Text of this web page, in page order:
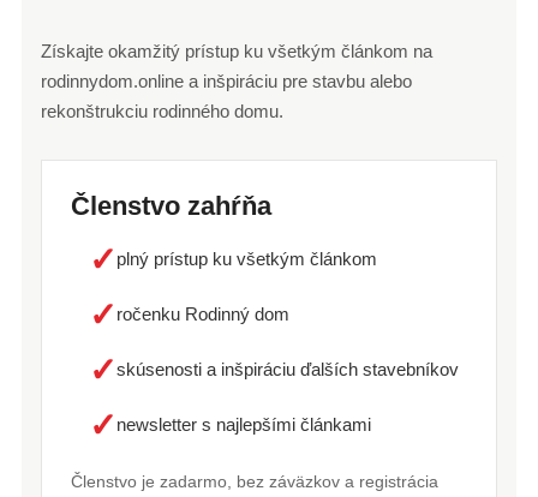
Získajte okamžitý prístup ku všetkým článkom na
rodinnydom.online a inšpiráciu pre stavbu alebo
rekonštrukciu rodinného domu.
Členstvo zahŕňa
✓ plný prístup ku všetkým článkom
✓ ročenku Rodinný dom
✓skúsenosti a inšpiráciu ďalších stavebníkov
✓ newsletter s najlepšími článkami
Členstvo je zadarmo, bez záväzkov a registrácia